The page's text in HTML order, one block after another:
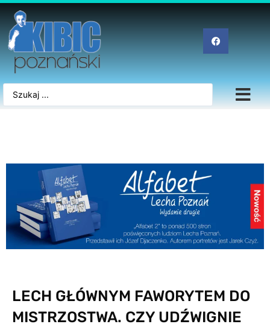
LECH GŁÓWNYM FAWORYTEM DO
MISTRZOSTWA. CZY UDŹWIGNIE